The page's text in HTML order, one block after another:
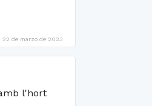
22 de marzo de 2023
l'hort